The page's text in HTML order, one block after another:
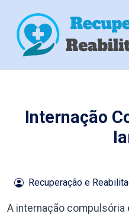
Internação
Recuperação e
A internação compulsória